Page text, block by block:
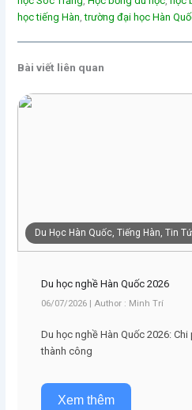
học tiếng Hàn , trường đại học Hàn
Bài viết liên quan
Du Học Hàn Quốc, Tiếng Hàn, Tin
Du học nghề Hàn Quốc 2026
06/07/2026 | Author : Minh Trí
Du học nghề Hàn Quốc 2026:
thành công
Xem thêm